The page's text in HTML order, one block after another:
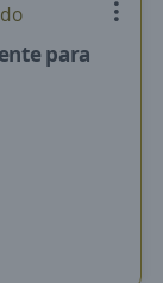
para